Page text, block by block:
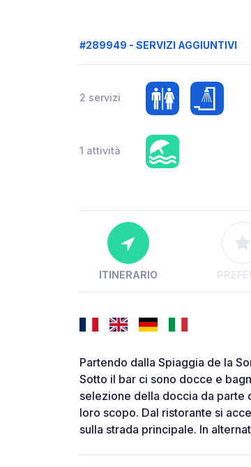
#289949 - SERVIZI AGGIUNTIVI
2 servizi
1 attività
ITINERARIO
Partendo dalla Spiaggia de la
Sotto il bar ci sono docce e
selezione della doccia da parte
loro scopo. Dal ristorante si
sulla strada principale. In